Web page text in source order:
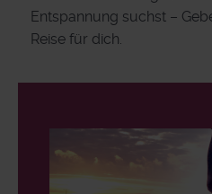
Entspannung suchst –
Reise für dich.